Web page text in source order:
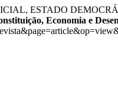
ESTADO
Economia e